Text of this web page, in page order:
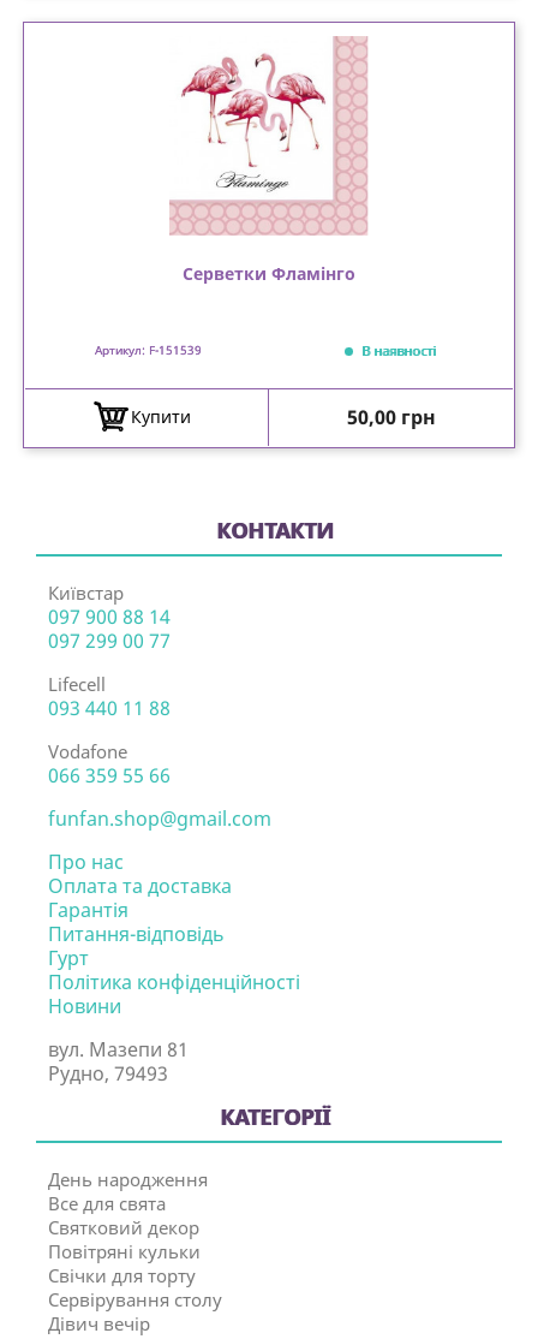
Серветки Фламінго
Артикул: F-151539 В наявності
Купити Ціна
50,00 грн
КОНТАКТИ
Київстар
097 900 88 14
097 299 00 77
Lifecell
093 440 11 88
Vodafone
066 359 55 66
funfan.shop@gmail.com
Про нас
Оплата та доставка
Гарантія
Питання-відповідь
Гурт
Політика конфіденційності
Новини
вул. Мазепи 81
Рудно, 79493
КАТЕГОРІЇ
День народження
Все для свята
Святковий декор
Повітряні кульки
Свічки для торту
Сервірування столу
Дівич вечір